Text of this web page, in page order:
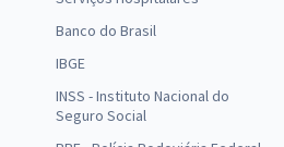
Banco do Brasil
IBGE
INSS - Instituto Nacional do
Seguro Social